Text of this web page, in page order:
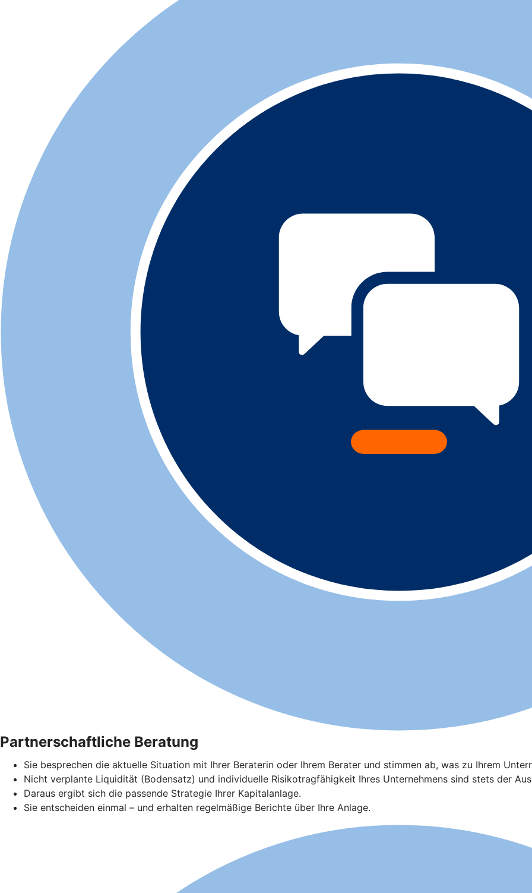
Partnerschaftliche Beratung
Sie besprechen die aktuelle Situation mit Ihrer Beraterin oder Ihrem Berater und stimmen ab, was zu Ihrem
Nicht verplante Liquidität (Bodensatz) und individuelle Risikotragfähigkeit Ihres Unternehmens sind stets der
Daraus ergibt sich die passende Strategie Ihrer Kapitalanlage.
Sie entscheiden einmal – und erhalten regelmäßige Berichte über Ihre Anlage.